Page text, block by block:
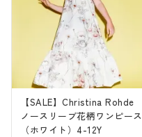
【SALE】Christina Rohde
ノースリーブ花柄ワンピース
（ホワイト）4-12Y